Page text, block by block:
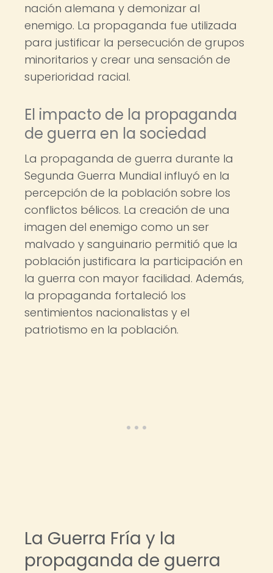
nación alemana y demonizar al
enemigo. La propaganda fue utilizada
para justificar la persecución de grupos
minoritarios y crear una sensación de
superioridad racial.
El impacto de la propaganda
de guerra en la sociedad
La propaganda de guerra durante la
Segunda Guerra Mundial influyó en la
percepción de la población sobre los
conflictos bélicos. La creación de una
imagen del enemigo como un ser
malvado y sanguinario permitió que la
población justificara la participación en
la guerra con mayor facilidad. Además,
la propaganda fortaleció los
sentimientos nacionalistas y el
patriotismo en la población.
La Guerra Fría y la
propaganda de guerra